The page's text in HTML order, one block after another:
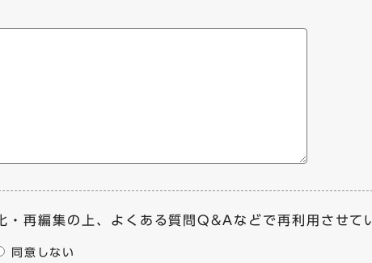
・再編集の上、よくある質問Q&Aなどで再利用させて
同意しない